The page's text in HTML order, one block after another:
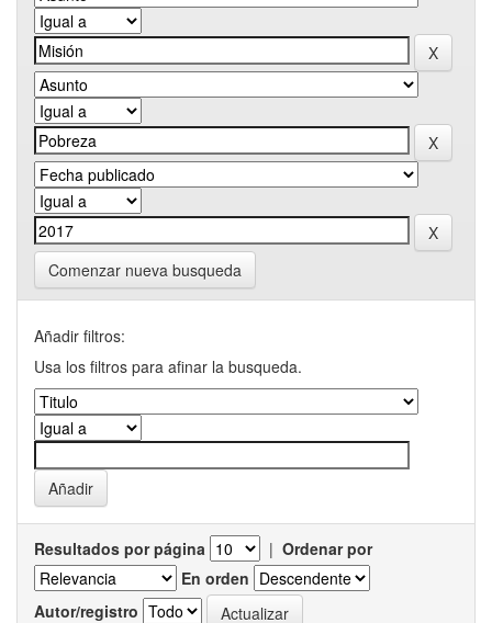
Comenzar nueva busqueda
Añadir filtros:
Usa los filtros para afinar la busqueda.
Resultados por página | Ordenar por
En orden
Autor/registro